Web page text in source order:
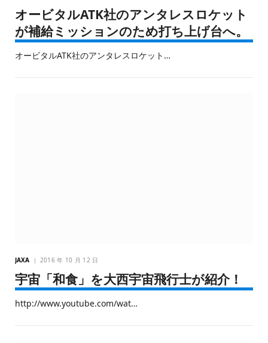
オービタルATK社のアンタレスロケット
が補給ミッションのため打ち上げ台へ。
オービタルATK社のアンタレスロケット…
JAXA 2016 年 10 月 12 日
宇宙「和食」を大西宇宙飛行士が紹介！
http://www.youtube.com/wat…